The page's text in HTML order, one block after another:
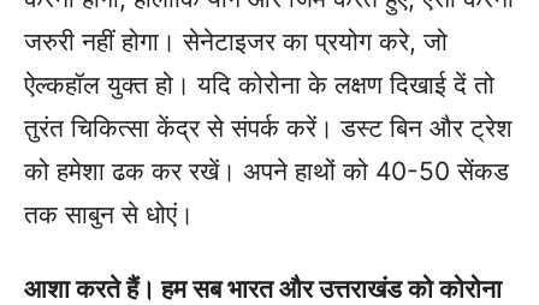
जरुरी नहीं होगा। सेनेटाइजर का प्रयोग करे, जो
ऐल्कहॉल युक्त हो। यदि कोरोना के लक्षण दिखाई दें तो
तुरंत चिकित्सा केंद्र से संपर्क करें। डस्ट बिन और ट्रेश
को हमेशा ढक कर रखें। अपने हाथों को 40-50 सेंकड
तक साबुन से धोएं।
आशा करते हैं। हम सब भारत और उत्तराखंड को कोरोना